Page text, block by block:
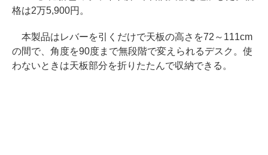
格は2万5,900円。
本製品はレバーを引くだけで天板の高さを72～111cm
の間で、角度を90度まで無段階で変えられるデスク。使
わないときは天板部分を折りたたんで収納できる。